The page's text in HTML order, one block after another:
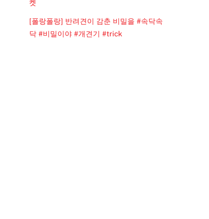
켓
[폴랑폴랑] 반려견이 감춘 비밀을 #속닥속
닥 #비밀이야 #개견기 #trick